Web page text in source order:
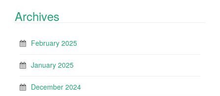
Archives
February 2025
January 2025
December 2024